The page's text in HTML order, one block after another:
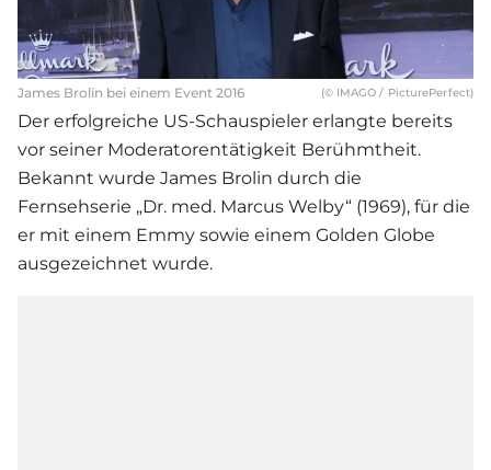
James Brolin bei einem Event 2016 (© IMAGO / PicturePerfect)
Der erfolgreiche US-Schauspieler erlangte bereits
vor seiner Moderatorentätigkeit Berühmtheit.
Bekannt wurde James Brolin durch die
Fernsehserie „Dr. med. Marcus Welby“ (1969), für die
er mit einem Emmy sowie einem Golden Globe
ausgezeichnet wurde.